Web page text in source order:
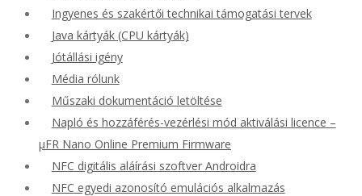
Ingyenes és szakértői technikai támogatási tervek
Java kártyák (CPU kártyák)
Jótállási igény
Média rólunk
Műszaki dokumentáció letöltése
Napló és hozzáférés-vezérlési mód aktiválási licence –
μFR Nano Online Premium Firmware
NFC digitális aláírási szoftver Androidra
NFC egyedi azonosító emulációs alkalmazás